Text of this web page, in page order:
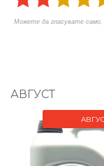
Можете да гласувате
АВГУСТ